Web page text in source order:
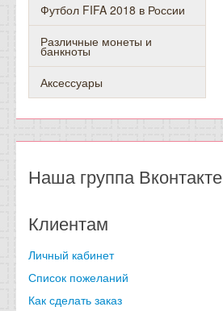
Футбол FIFA 2018 в России
Различные монеты и
банкноты
Аксессуары
Наша группа Вконтакте
Клиентам
Личный кабинет
Список пожеланий
Как сделать заказ